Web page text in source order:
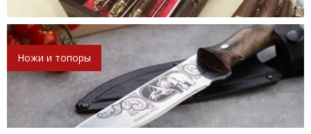
Ножи и топоры